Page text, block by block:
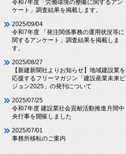
令和7年度「労働環境の整備に関するアン
ケート」調査結果を掲載します。
2025/09/04
令和7年度 「発注関係事務の運用状況等に
関するアンケート」調査結果を掲載しま
す。
2025/08/27
【新建新聞社よりお知らせ】地域建設業を
応援するフリーマガジン「建設産業未来ビ
ジョン2025」の発刊について
2025/07/25
令和7年度 建設業社会貢献活動推進月間中
央行事を開催しました
2025/07/01
事務所移転のご案内